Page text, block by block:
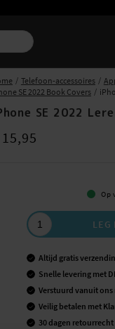
Telefoon-accessoires
SE 2022 Book Covers
SE 2022
:€ 15,95
Op
LEG
Altijd gratis
Snelle levering met
Verstuurd vanuit ons
Veilig betalen met
30 dagen retourrecht